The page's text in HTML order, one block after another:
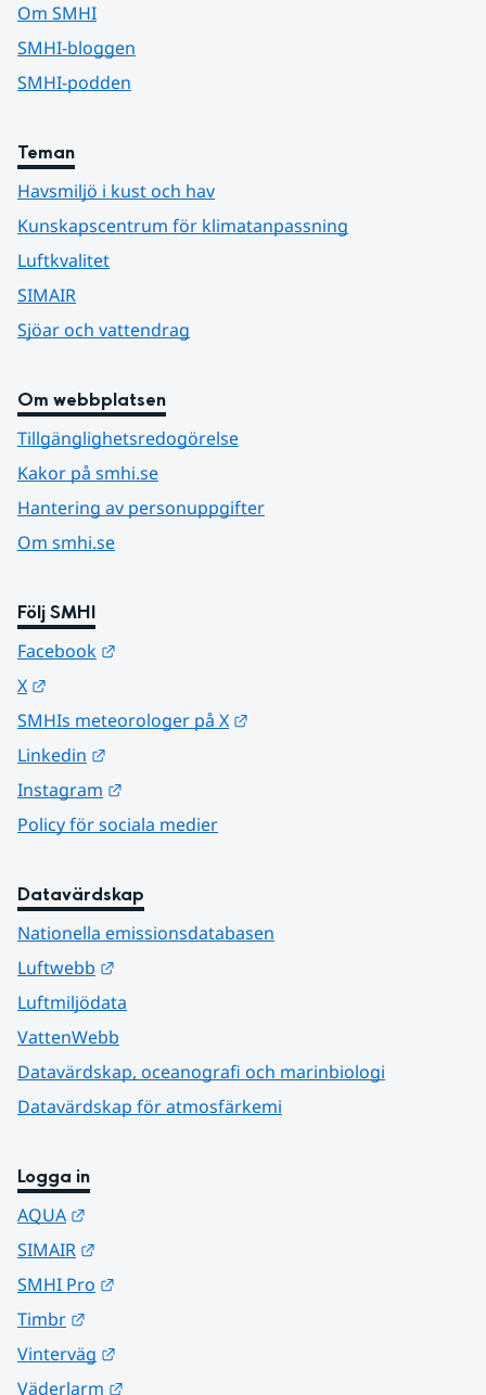
Om SMHI
SMHI-bloggen
SMHI-podden
Teman
Havsmiljö i kust och hav
Kunskapscentrum för klimatanpassning
Luftkvalitet
SIMAIR
Sjöar och vattendrag
Om webbplatsen
Tillgänglighetsredogörelse
Kakor på smhi.se
Hantering av personuppgifter
Om smhi.se
Följ SMHI
Facebook
X
SMHIs meteorologer på X
Linkedin
Instagram
Policy för sociala medier
Datavärdskap
Nationella emissionsdatabasen
Luftwebb
Luftmiljödata
VattenWebb
Datavärdskap, oceanografi och marinbiologi
Datavärdskap för atmosfärkemi
Logga in
AQUA
SIMAIR
SMHI Pro
Timbr
Vinterväg
Väderlarm